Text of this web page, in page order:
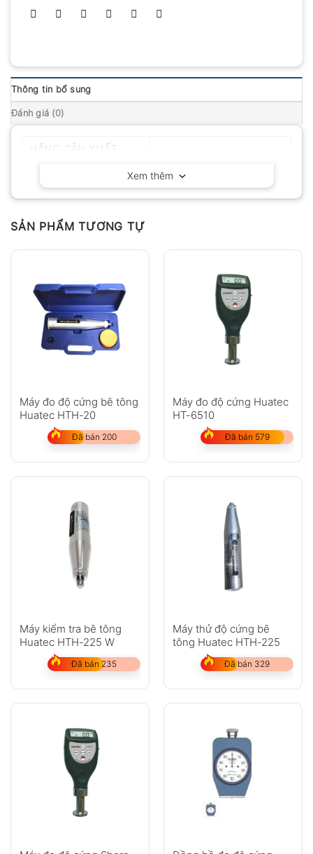
Thông tin bổ sung
Đánh giá (0)
Xem thêm
SẢN PHẨM TƯƠNG TỰ
Máy đo độ cứng bê tông
Huatec HTH-20
Đã bán 200
Máy đo độ cứng Huatec
HT-6510
Đã bán 579
Máy kiểm tra bê tông
Huatec HTH-225 W
Đã bán 235
Máy thử độ cứng bê
tông Huatec HTH-225
Đã bán 329